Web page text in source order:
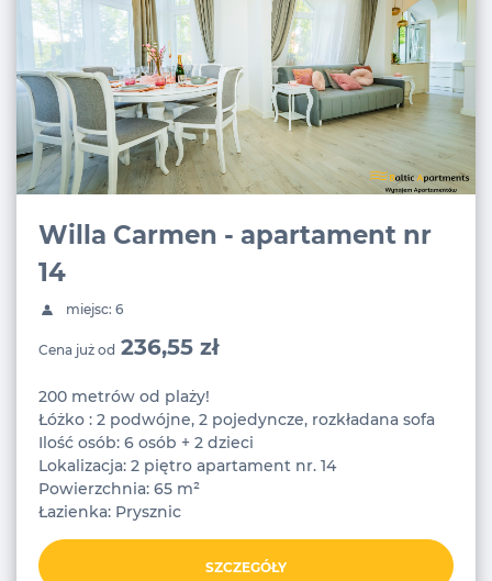
Willa Carmen - apartament nr
14
miejsc: 6
Cena już od 236,55 zł
200 metrów od plaży!
Łóżko : 2 podwójne, 2 pojedyncze, rozkładana sofa
Ilość osób: 6 osób + 2 dzieci
Lokalizacja: 2 piętro apartament nr. 14
Powierzchnia: 65 m²
Łazienka: Prysznic
SZCZEGÓŁY